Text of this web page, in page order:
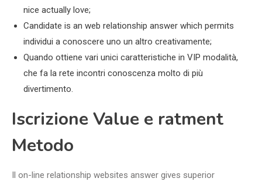
nice actually love;
Candidate is an web relationship answer which permits
individui a conoscere uno un altro creativamente;
Quando ottiene vari unici caratteristiche in VIP modalità,
che fa la rete incontri conoscenza molto di più
divertimento.
Iscrizione Value e ratment
Metodo
Il on-line relationship websites answer gives superior